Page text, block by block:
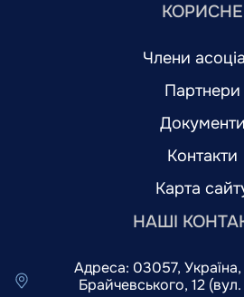
КОРИСНЕ
Члени
Партнери
Документи
Контакти
Карта
НАШІ
Адреса: 03057,
Брайчевського, 12 (вул.